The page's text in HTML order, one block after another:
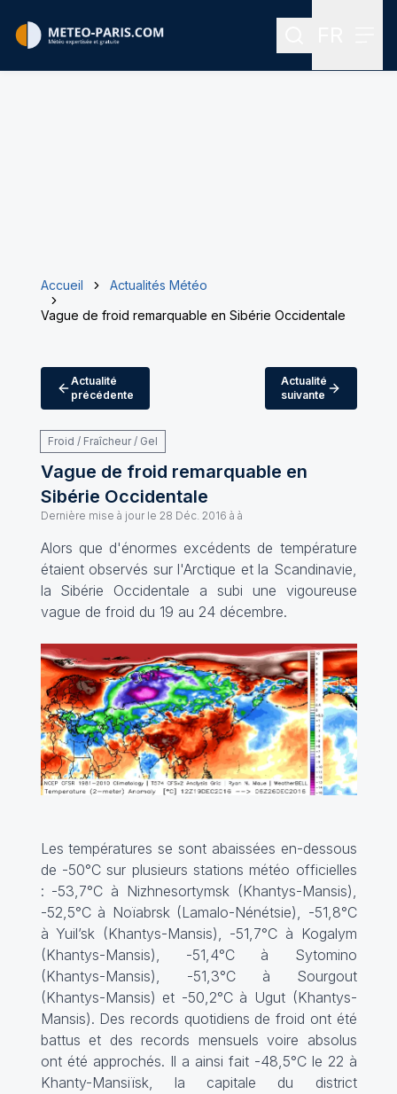
Rechercher
Accueil
Actualités Météo
Vague de froid remarquable en Sibérie Occidentale
Actualité
précédente
Actualité
suivante
Froid / Fraîcheur / Gel
Vague de froid remarquable en
Sibérie Occidentale
Dernière mise à jour le 28 Déc. 2016 à à
Alors que d'énormes excédents de température
étaient observés sur l'Arctique et la Scandinavie,
la Sibérie Occidentale a subi une vigoureuse
vague de froid du 19 au 24 décembre.
Les températures se sont abaissées en-dessous
de -50°C sur plusieurs stations météo officielles
: -53,7°C à Nizhnesortymsk (Khantys-Mansis),
-52,5°C à Noïabrsk (Lamalo-Nénétsie), -51,8°C
à Yuil’sk (Khantys-Mansis), -51,7°C à Kogalym
(Khantys-Mansis), -51,4°C à Sytomino
(Khantys-Mansis), -51,3°C à Sourgout
(Khantys-Mansis) et -50,2°C à Ugut (Khantys-
Mansis). Des records quotidiens de froid ont été
battus et des records mensuels voire absolus
ont été approchés. Il a ainsi fait -48,5°C le 22 à
Khanty-Mansiïsk, la capitale du district